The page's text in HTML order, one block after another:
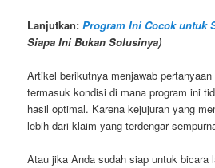
Lanjutkan:Program Ini Cocok untuk
Siapa Ini Bukan Solusinya)
Artikel berikutnya menjawab pertanyaan
termasuk kondisi di mana program ini
hasil optimal. Karena kejujuran yang
lebih dari klaim yang terdengar
Atau jika Anda sudah siap untuk bicara